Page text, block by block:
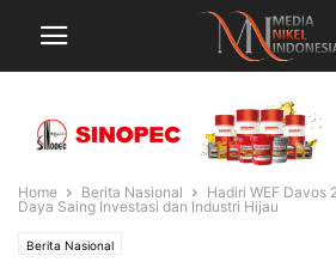
Home Berita Nasional
Hadiri WEF Davos
Daya Saing Investasi dan Industri Hijau
Berita Nasional